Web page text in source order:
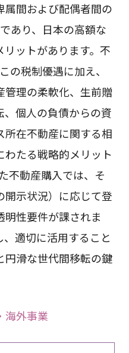
属間および配偶者間の
あり、日本の高額な
ットがあります。不
の税制優遇に加え、
管理の柔軟化、生前贈
個人の負債からの資
所在不動産に関する相
たる戦略的メリット
不動産購入では、そ
開示状況）に応じて登
性要件が課されま
適切に活用すること
円滑な世代間移転の鍵
海外事業